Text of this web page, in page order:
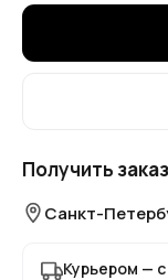
Получить заказ
Санкт-
Курьером —